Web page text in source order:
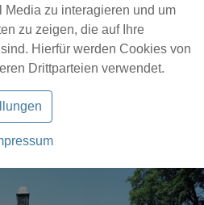
Media zu interagieren und um
zu zeigen, die auf Ihre
Hierfür werden Cookies von
Drittparteien verwendet.
Location eintragen Profil